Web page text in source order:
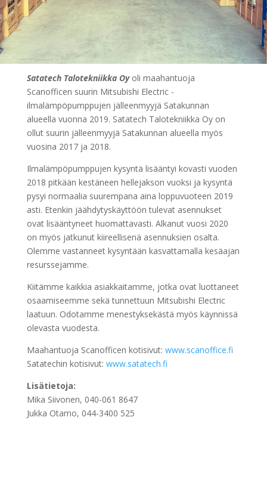
Satatech Talotekniikka Oyoli maahantuoja
Scanofficen suurin Mitsubishi Electric -
ilmalämpöpumppujen jälleenmyyjä Satakunnan
alueella vuonna 2019. Satatech Talotekniikka Oy on
ollut suurin jälleenmyyjä Satakunnan alueella myös
vuosina 2017 ja 2018.
Ilmalämpöpumppujen kysyntä lisääntyi kovasti vuoden
2018 pitkään kestäneen hellejakson vuoksi ja kysyntä
pysyi normaalia suurempana aina loppuvuoteen 2019
asti. Etenkin jäähdytyskäyttöön tulevat asennukset
ovat lisääntyneet huomattavasti. Alkanut vuosi 2020
on myös jatkunut kiireellisenä asennuksien osalta.
Olemme vastanneet kysyntään kasvattamalla kesäajan
resurssejamme.
Kiitämme kaikkia asiakkaitamme, jotka ovat luottaneet
osaamiseemme sekä tunnettuun Mitsubishi Electric
laatuun. Odotamme menestyksekästä myös käynnissä
olevasta vuodesta.
Maahantuoja Scanofficen kotisivut: www.scanoffice.fi
Satatechin kotisivut: www.satatech.fi
Lisätietoja:
Mika Siivonen, 040-061 8647
Jukka Otamo, 044-3400 525